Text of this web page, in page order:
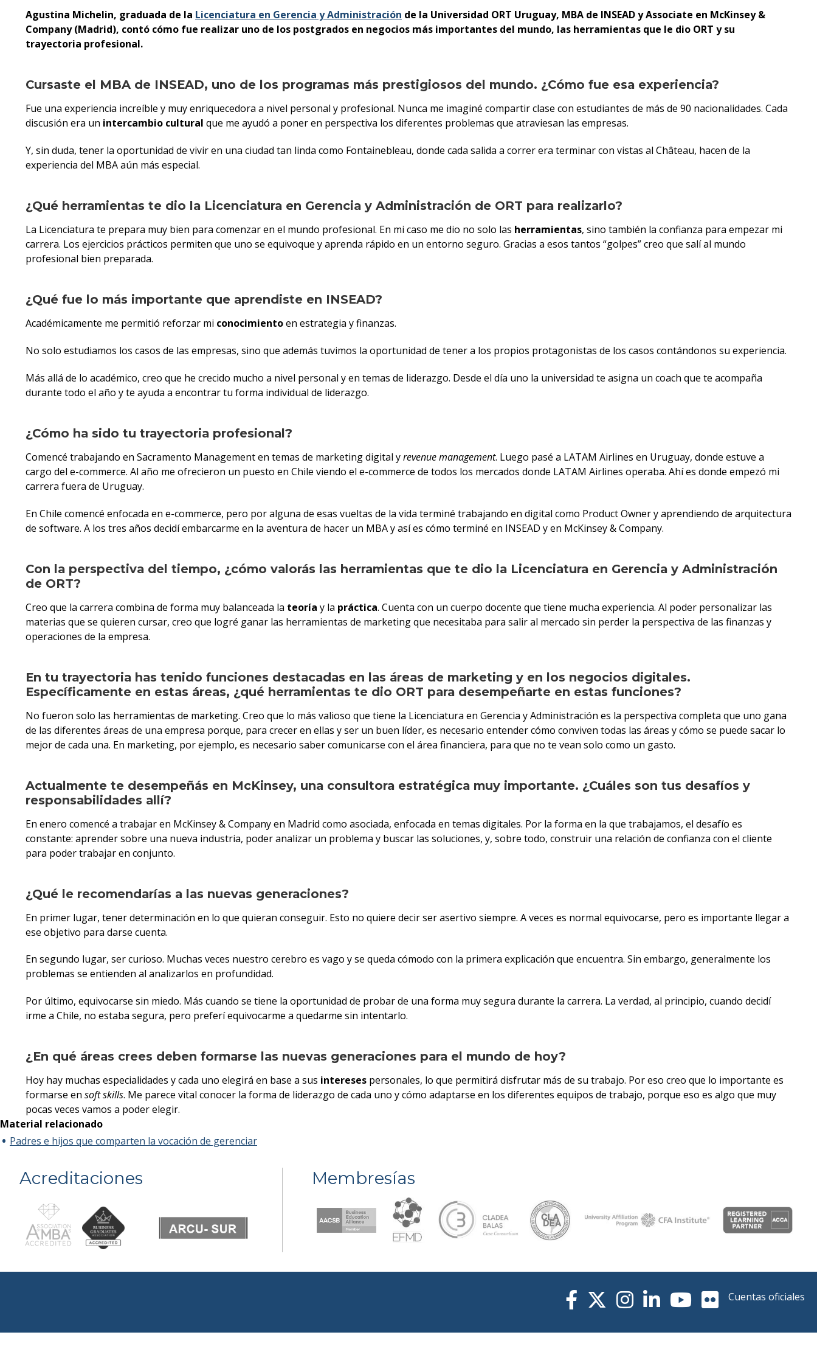
Agustina Michelin, graduada de la Licenciatura en Gerencia y Administración de la Universidad ORT Uruguay, MBA de INSEAD y Associate en McKinsey &
Company (Madrid), contó cómo fue realizar uno de los postgrados en negocios más importantes del mundo, las herramientas que le dio ORT y su
trayectoria profesional.
Cursaste el MBA de INSEAD, uno de los programas más prestigiosos del mundo. ¿Cómo fue esa experiencia?
Fue una experiencia increíble y muy enriquecedora a nivel personal y profesional. Nunca me imaginé compartir clase con estudiantes de más de 90 nacionalidades. Cada
discusión era un intercambio cultural que me ayudó a poner en perspectiva los diferentes problemas que atraviesan las empresas.
Y, sin duda, tener la oportunidad de vivir en una ciudad tan linda como Fontainebleau, donde cada salida a correr era terminar con vistas al Château, hacen de la
experiencia del MBA aún más especial.
¿Qué herramientas te dio la Licenciatura en Gerencia y Administración de ORT para realizarlo?
La Licenciatura te prepara muy bien para comenzar en el mundo profesional. En mi caso me dio no solo las herramientas, sino también la confianza para empezar mi
carrera. Los ejercicios prácticos permiten que uno se equivoque y aprenda rápido en un entorno seguro. Gracias a esos tantos “golpes” creo que salí al mundo
profesional bien preparada.
¿Qué fue lo más importante que aprendiste en INSEAD?
Académicamente me permitió reforzar mi conocimientoen estrategia y finanzas.
No solo estudiamos los casos de las empresas, sino que además tuvimos la oportunidad de tener a los propios protagonistas de los casos contándonos su experiencia.
Más allá de lo académico, creo que he crecido mucho a nivel personal y en temas de liderazgo. Desde el día uno la universidad te asigna un coach que te acompaña
durante todo el año y te ayuda a encontrar tu forma individual de liderazgo.
¿Cómo ha sido tu trayectoria profesional?
Comencé trabajando en Sacramento Management en temas de marketing digital yrevenuemanagement. Luego pasé a LATAM Airlines en Uruguay, donde estuve a
cargo del e-commerce. Al año me ofrecieron un puesto en Chile viendo el e-commerce de todos los mercados donde LATAM Airlines operaba. Ahí es donde empezó mi
carrera fuera de Uruguay.
En Chile comencé enfocada en e-commerce, pero por alguna de esas vueltas de la vida terminé trabajando en digital como Product Owner y aprendiendo de arquitectura
de software. A los tres años decidí embarcarme en la aventura de hacer un MBA y así es cómo terminé en INSEAD y en McKinsey & Company.
Con la perspectiva del tiempo, ¿cómo valorás las herramientas que te dio la Licenciatura en Gerencia y Administración
de ORT?
Creo que la carrera combina de forma muy balanceada la teoría y la práctica. Cuenta con un cuerpo docente que tiene mucha experiencia. Al poder personalizar las
materias que se quieren cursar, creo que logré ganar las herramientas de marketing que necesitaba para salir al mercado sin perder la perspectiva de las finanzas y
operaciones de la empresa.
En tu trayectoria has tenido funciones destacadas en las áreas de marketing y en los negocios digitales.
Específicamente en estas áreas, ¿qué herramientas te dio ORT para desempeñarte en estas funciones?
No fueron solo las herramientas de marketing. Creo que lo más valioso que tiene la Licenciatura en Gerencia y Administración es la perspectiva completa que uno gana
de las diferentes áreas de una empresa porque, para crecer en ellas y ser un buen líder, es necesario entender cómo conviven todas las áreas y cómo se puede sacar lo
mejor de cada una. En marketing, por ejemplo, es necesario saber comunicarse con el área financiera, para que no te vean solo como un gasto.
Actualmente te desempeñás en McKinsey, una consultora estratégica muy importante. ¿Cuáles son tus desafíos y
responsabilidades allí?
En enero comencé a trabajar en McKinsey & Company en Madrid como asociada, enfocada en temas digitales. Por la forma en la que trabajamos, el desafío es
constante: aprender sobre una nueva industria, poder analizar un problema y buscar las soluciones, y, sobre todo, construir una relación de confianza con el cliente
para poder trabajar en conjunto.
¿Qué le recomendarías a las nuevas generaciones?
En primer lugar, tener determinación en lo que quieran conseguir. Esto no quiere decir ser asertivo siempre. A veces es normal equivocarse, pero es importante llegar a
ese objetivo para darse cuenta.
En segundo lugar, ser curioso. Muchas veces nuestro cerebro es vago y se queda cómodo con la primera explicación que encuentra. Sin embargo, generalmente los
problemas se entienden al analizarlos en profundidad.
Por último, equivocarse sin miedo. Más cuando se tiene la oportunidad de probar de una forma muy segura durante la carrera. La verdad, al principio, cuando decidí
irme a Chile, no estaba segura, pero preferí equivocarme a quedarme sin intentarlo.
¿En qué áreas crees deben formarse las nuevas generaciones para el mundo de hoy?
Hoy hay muchas especialidades y cada uno elegirá en base a sus intereses personales, lo que permitirá disfrutar más de su trabajo. Por eso creo que lo importante es
formarse en soft skills. Me parece vital conocer la forma de liderazgo de cada uno y cómo adaptarse en los diferentes equipos de trabajo, porque eso es algo que muy
pocas veces vamos a poder elegir.
Material relacionado
Padres e hijos que comparten la vocación de gerenciar
Acreditaciones Membresías
Cuentas oficiales